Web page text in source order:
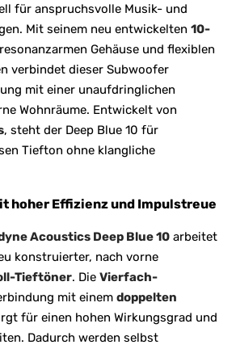
für anspruchsvolle Musik- und
Mit seinem neu entwickelten 10-
Gehäuse und flexiblen
verbindet dieser Subwoofer
mit einer unaufdringlichen
Wohnräume. Entwickelt von
, steht der Deep Blue 10 für
Tiefton ohne klangliche
hoher Effizienz und Impulstreue
Acoustics Deep Blue 10 arbeitet
konstruierter, nach vorne
Tieftöner. Die Vierfach-
mit einem doppelten
für einen hohen Wirkungsgrad und
Dadurch werden selbst